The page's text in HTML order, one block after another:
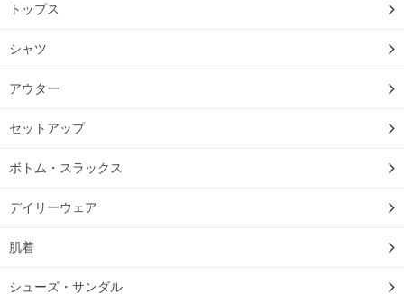
トップス
シャツ
アウター
セットアップ
ボトム・スラックス
デイリーウェア
肌着
シューズ・サンダル